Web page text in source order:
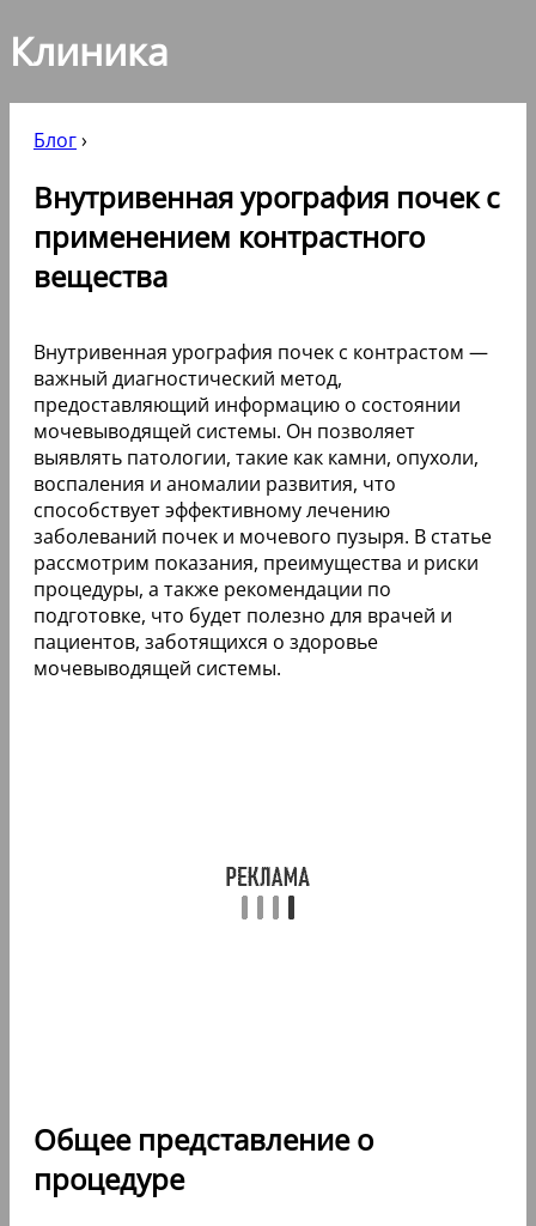
Клиника
Блог›
Внутривенная урография почек с
применением контрастного
вещества
Внутривенная урография почек с контрастом —
важный диагностический метод,
предоставляющий информацию о состоянии
мочевыводящей системы. Он позволяет
выявлять патологии, такие как камни, опухоли,
воспаления и аномалии развития, что
способствует эффективному лечению
заболеваний почек и мочевого пузыря. В статье
рассмотрим показания, преимущества и риски
процедуры, а также рекомендации по
подготовке, что будет полезно для врачей и
пациентов, заботящихся о здоровье
мочевыводящей системы.
Общее представление о
процедуре